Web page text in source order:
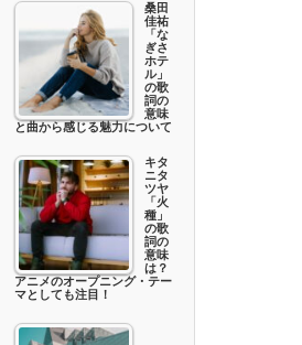
桑田
佳祐
「な
ぎさ
ホテ
ル」
の歌
詞の
意味
と曲から感じる魅力について
キタ
ニタ
ツヤ
「火
種」
の歌
詞の
意味
は？
アニメのオープニング・テー
マとしても注目！